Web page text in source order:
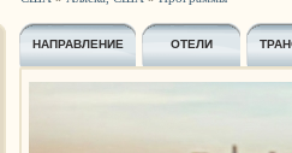
НАПРАВЛЕНИЕ ОТЕЛИ